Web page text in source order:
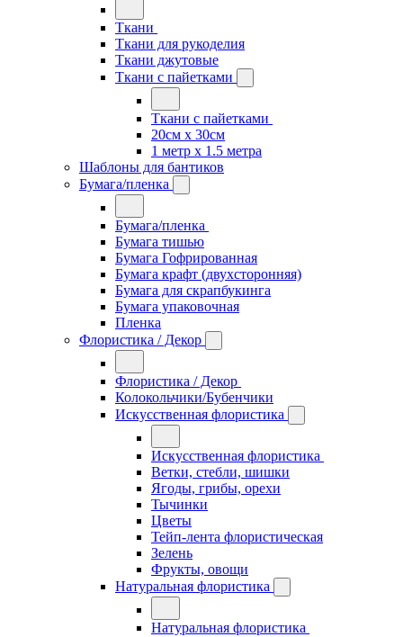
Ткани
Ткани для рукоделия
Ткани джутовые
Ткани с пайетками
Ткани с пайетками
20см х 30см
1 метр х 1.5 метра
Шаблоны для бантиков
Бумага/пленка
Бумага/пленка
Бумага тишью
Бумага Гофрированная
Бумага крафт (двухсторонняя)
Бумага для скрапбукинга
Бумага упаковочная
Пленка
Флористика / Декор
Флористика / Декор
Колокольчики/Бубенчики
Искусственная флористика
Искусственная флористика
Ветки, стебли, шишки
Ягоды, грибы, орехи
Тычинки
Цветы
Тейп-лента флористическая
Зелень
Фрукты, овощи
Натуральная флористика
Натуральная флористика